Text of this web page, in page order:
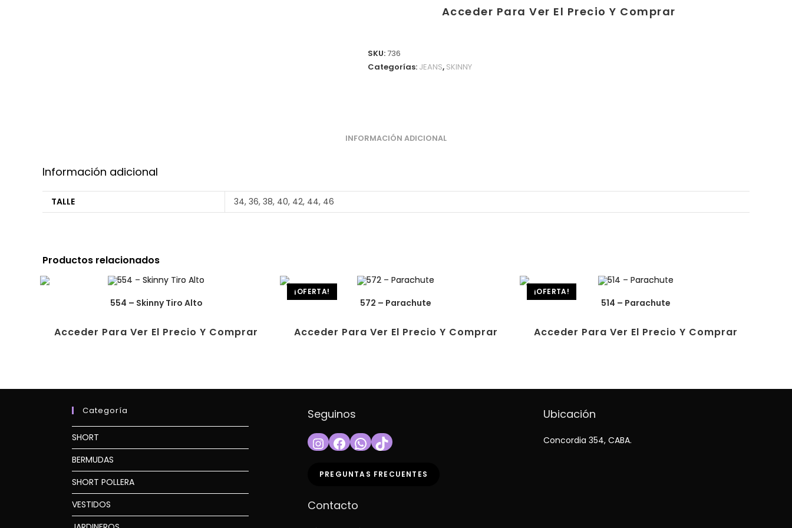
Acceder Para Ver El Precio Y Comprar
SKU:736
Categorías: JEANS, SKINNY
INFORMACIÓN ADICIONAL
Información adicional
TALLE 34, 36, 38, 40, 42, 44, 46
Productos relacionados
554 – Skinny Tiro Alto
Acceder Para Ver El Precio Y Comprar
¡OFERTA!
572 – Parachute
Acceder Para Ver El Precio Y Comprar
¡OFERTA!
514 – Parachute
Acceder Para Ver El Precio Y Comprar
Categoría
SHORT
BERMUDAS
SHORT POLLERA
VESTIDOS
Seguinos
InstagramFacebookWhatsApp
TikTok
PREGUNTAS FRECUENTES
Contacto
Ubicación
Concordia 354, CABA.